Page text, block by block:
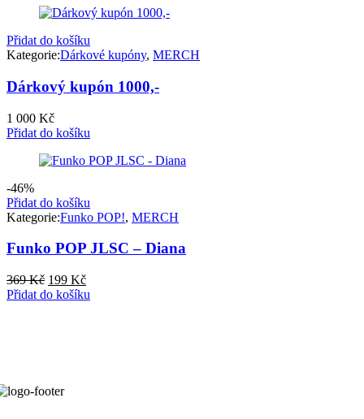
Přidat do košíku
Kategorie:Dárkové kupóny, MERCH
Dárkový kupón 1000,-
1 000 Kč
Přidat do košíku
-46%
Přidat do košíku
Kategorie:Funko POP!, MERCH
Funko POP JLSC – Diana
369Kč Původní
cena
199 KčAktuální
cena
Přidat do košíku